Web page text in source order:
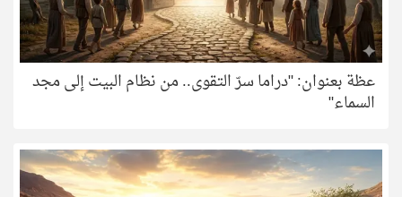
عظة بعنوان: "دراما سرّ التقوى.. من نظام البيت إلى مجد
السماء"